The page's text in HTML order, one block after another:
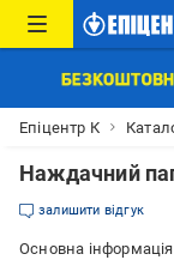
Епіцентр К
Наждачний
залишити відгук
Основна інформація